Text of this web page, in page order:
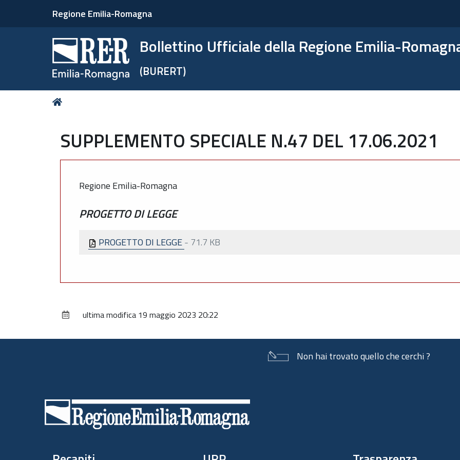
Regione Emilia-Romagna
Bollettino Ufficiale della Regione Emilia-
(BURERT)
Tu
SUPPLEMENTO SPECIALE N.47 DEL 17.06.2021
Regione Emilia-Romagna
PROGETTO DI LEGGE
PROGETTO DI LEGGE- 71.7 KB
ultima modifica 19 maggio 2023 20:22
Non hai trovato quello che cerchi ?